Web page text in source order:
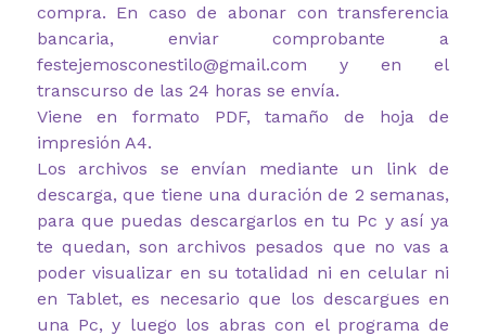
compra. En caso de abonar con transferencia
bancaria, enviar comprobante a
festejemosconestilo@gmail.com y en el
transcurso de las 24 horas se envía.
Viene en formato PDF, tamaño de hoja de
impresión A4.
Los archivos se envían mediante un link de
descarga, que tiene una duración de 2 semanas,
para que puedas descargarlos en tu Pc y así ya
te quedan, son archivos pesados que no vas a
poder visualizar en su totalidad ni en celular ni
en Tablet, es necesario que los descargues en
una Pc, y luego los abras con el programa de